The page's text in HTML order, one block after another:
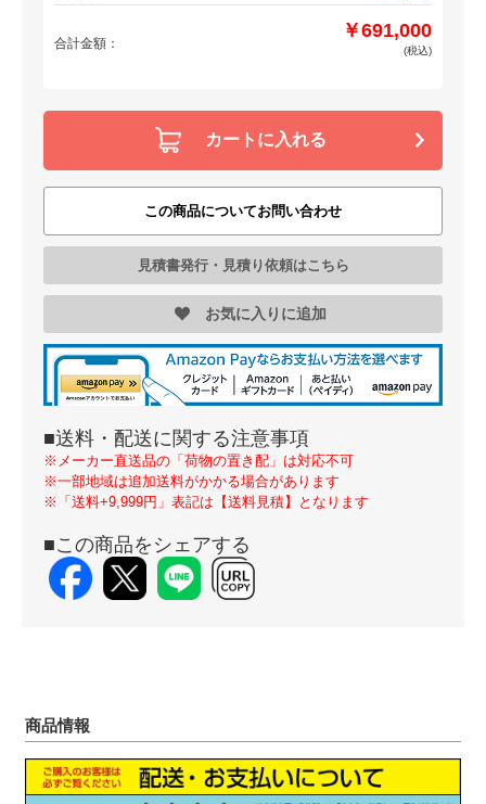
合計金額：
￥691,000
(税込)
カートに入れる
この商品についてお問い合わせ
見積書発行・見積り依頼はこちら
お気に入りに追加
■送料・配送に関する注意事項
※メーカー直送品の「荷物の置き配」は対応不可
※一部地域は追加送料がかかる場合があります
※「送料+9,999円」表記は【送料見積】となります
■この商品をシェアする
商品情報